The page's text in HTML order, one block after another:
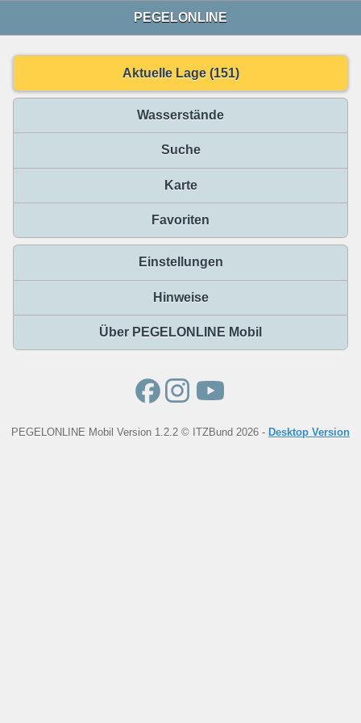
PEGELONLINE
Aktuelle Lage (151)
Wasserstände
Suche
Karte
Favoriten
Einstellungen
Hinweise
Über PEGELONLINE Mobil
PEGELONLINE Mobil Version 1.2.2 © ITZBund 2026 - Desktop Version